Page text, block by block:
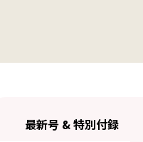
最新号 & 特別付録